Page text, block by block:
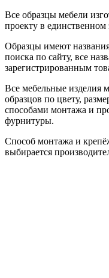
Все образцы мебели
проекту в единственном
Образцы имеют
поиска по сайту, все
зарегистрированным
Все мебельные изделия
образцов по цвету,
способами монтажа и
фурнитуры.
Способ монтажа и
выбирается